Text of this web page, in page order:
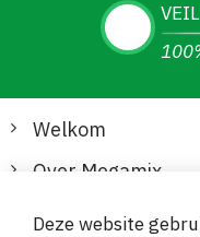
Welkom
Over Megamix
Informatie
Deze website